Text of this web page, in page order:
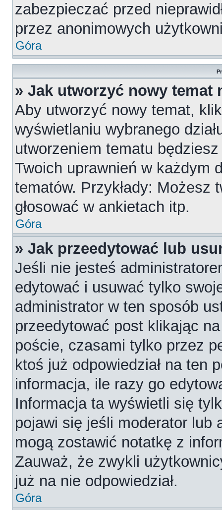
zabezpieczać przed
przez anonimowych
Góra
» Jak utworzyć nowy temat
Aby utworzyć nowy temat,
wyświetlaniu wybranego
utworzeniem tematu
Twoich uprawnień w każdym
tematów. Przykłady: Możesz
głosować w ankietach itp.
Góra
» Jak przeedytować lub
Jeśli nie jesteś
edytować i usuwać tylko
administrator w ten sposób
przeedytować post klikając
poście, czasami tylko przez
ktoś już odpowiedział na ten
informacja, ile razy go
Informacja ta wyświetli się
pojawi się jeśli moderator lub
mogą zostawić notatkę z
Zauważ, że zwykli
już na nie odpowiedział.
Góra